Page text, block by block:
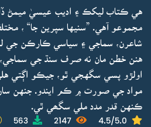
هي ڪتاب ليکڪ ۽ اديب عيسيٰ ميمڻ
مجموعو آهي. ”سنيها سپرين جا“ ،
شاعرن، سماجي ۽ سياسي ڪارڪن جي
هنن خطن مان نه صرف سنڌ جي سماجي،
اولڙو پسي سگهجي ٿو، جيڪو اڳتي
مواد جي صورت ۾ ڪم ايندو. جنهن سان
ڪنهن قدر مدد ملي سگھي ٿي.
4.5/5.0
2147
563